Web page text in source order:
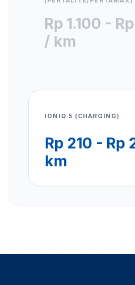
Rp 1.100 -
/ km
IONIQ 5 (CHARGING)
Rp 210 - Rp
km